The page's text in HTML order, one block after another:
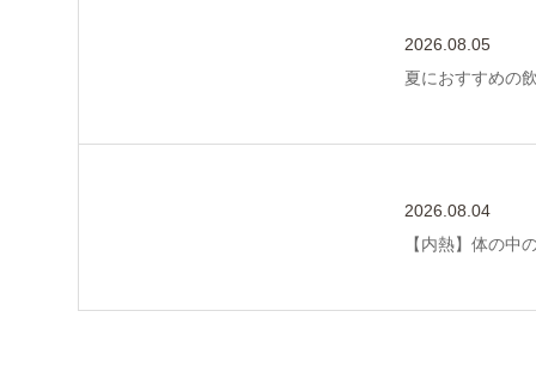
2026.08.05
夏におすすめの
2026.08.04
【内熱】体の中